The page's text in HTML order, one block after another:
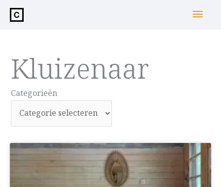
inhoud
Kluizenaar
Categorieën
Categorieën